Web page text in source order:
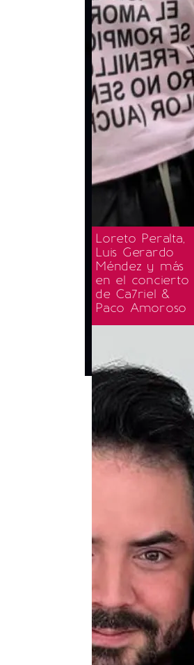
Loreto Peralta,
Luis Gerardo
Méndez y más
en el concierto
de Ca7riel &
Paco Amoroso